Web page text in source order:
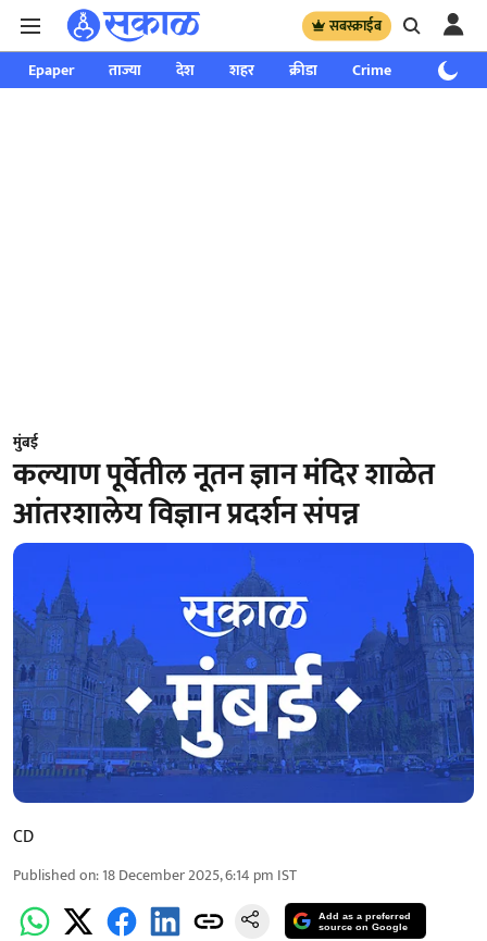
सबस्क्राईब
Epaper ताज्या देश शहर क्रीडा Crime साप्ताहिक
मुंबई
कल्याण पूर्वेतील नूतन ज्ञान मंदिर शाळेत
आंतरशालेय विज्ञान प्रदर्शन संपन्न
CD
Published on:18 December 2025, 6:14 pm IST
Add as a preferred
source on Google